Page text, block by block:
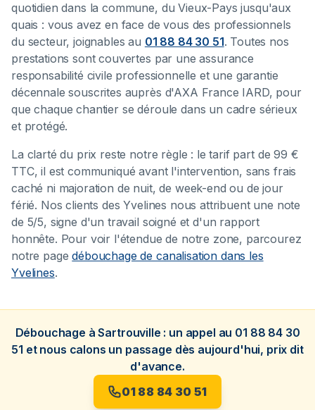
quotidien dans la commune, du Vieux-Pays jusqu'aux
quais : vous avez en face de vous des professionnels
du secteur, joignables au 01 88 84 30 51. Toutes nos
prestations sont couvertes par une assurance
responsabilité civile professionnelle et une garantie
décennale souscrites auprès d'AXA France IARD, pour
que chaque chantier se déroule dans un cadre sérieux
et protégé.
La clarté du prix reste notre règle : le tarif part de 99 €
TTC, il est communiqué avant l'intervention, sans frais
caché ni majoration de nuit, de week-end ou de jour
férié. Nos clients des Yvelines nous attribuent une note
de 5/5, signe d'un travail soigné et d'un rapport
honnête. Pour voir l'étendue de notre zone, parcourez
notre pagedébouchage de canalisation dans les
Yvelines.
Débouchage à Sartrouville : un appel au 01 88 84 30
51 et nous calons un passage dès aujourd'hui, prix dit
d'avance.
01 88 84 30 51